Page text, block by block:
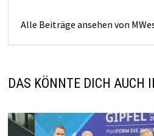
Alle Beiträge ansehen von
DAS KÖNNTE DICH AUCH